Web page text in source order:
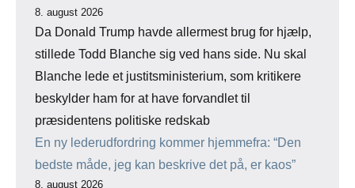
8. august 2026
Da Donald Trump havde allermest brug for hjælp,
stillede Todd Blanche sig ved hans side. Nu skal
Blanche lede et justitsministerium, som kritikere
beskylder ham for at have forvandlet til
præsidentens politiske redskab
En ny lederudfordring kommer hjemmefra: “Den
bedste måde, jeg kan beskrive det på, er kaos”
8. august 2026